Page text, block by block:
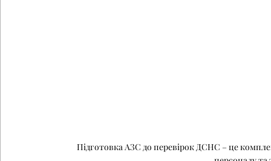
Підготовка АЗС до перевірок ДСНС – це